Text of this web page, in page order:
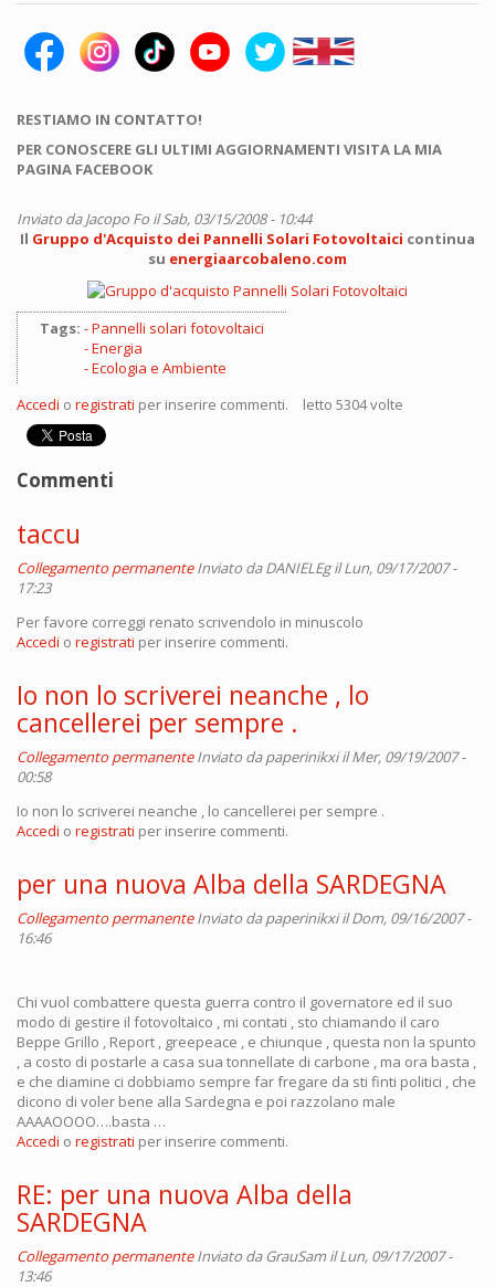
RESTIAMO IN CONTATTO!
PER CONOSCERE GLI ULTIMI AGGIORNAMENTI VISITA LA MIA
PAGINA FACEBOOK
Inviato daJacopo Fo il Sab, 03/15/2008 - 10:44
Il Gruppo d'Acquisto dei Pannelli Solari Fotovoltaici continua
su energiaarcobaleno.com
Tags:
Pannelli solari fotovoltaici
Energia
Ecologia e Ambiente
Accedi o registrati per inserire commenti. letto 5304 volte
Commenti
taccu
Collegamento permanente Inviato daDANIELEgil Lun, 09/17/2007 -
17:23
Per favore correggi renato scrivendolo in minuscolo
Accedi o registrati per inserire commenti.
Io non lo scriverei neanche , lo
cancellerei per sempre .
Collegamento permanente Inviato dapaperinikxiil Mer, 09/19/2007 -
00:58
Io non lo scriverei neanche , lo cancellerei per sempre .
Accedi o registrati per inserire commenti.
per una nuova Alba della SARDEGNA
Collegamento permanente Inviato dapaperinikxiil Dom, 09/16/2007 -
16:46
Chi vuol combattere questa guerra contro il governatore ed il suo
modo di gestire il fotovoltaico , mi contati , sto chiamando il caro
Beppe Grillo , Report , greepeace , e chiunque , questa non la spunto
, a costo di postarle a casa sua tonnellate di carbone , ma ora basta ,
e che diamine ci dobbiamo sempre far fregare da sti finti politici , che
dicono di voler bene alla Sardegna e poi razzolano male
AAAAOOOO….basta …
Accedi o registrati per inserire commenti.
RE: per una nuova Alba della
SARDEGNA
Collegamento permanente Inviato daGrauSamil Lun, 09/17/2007 -
13:46